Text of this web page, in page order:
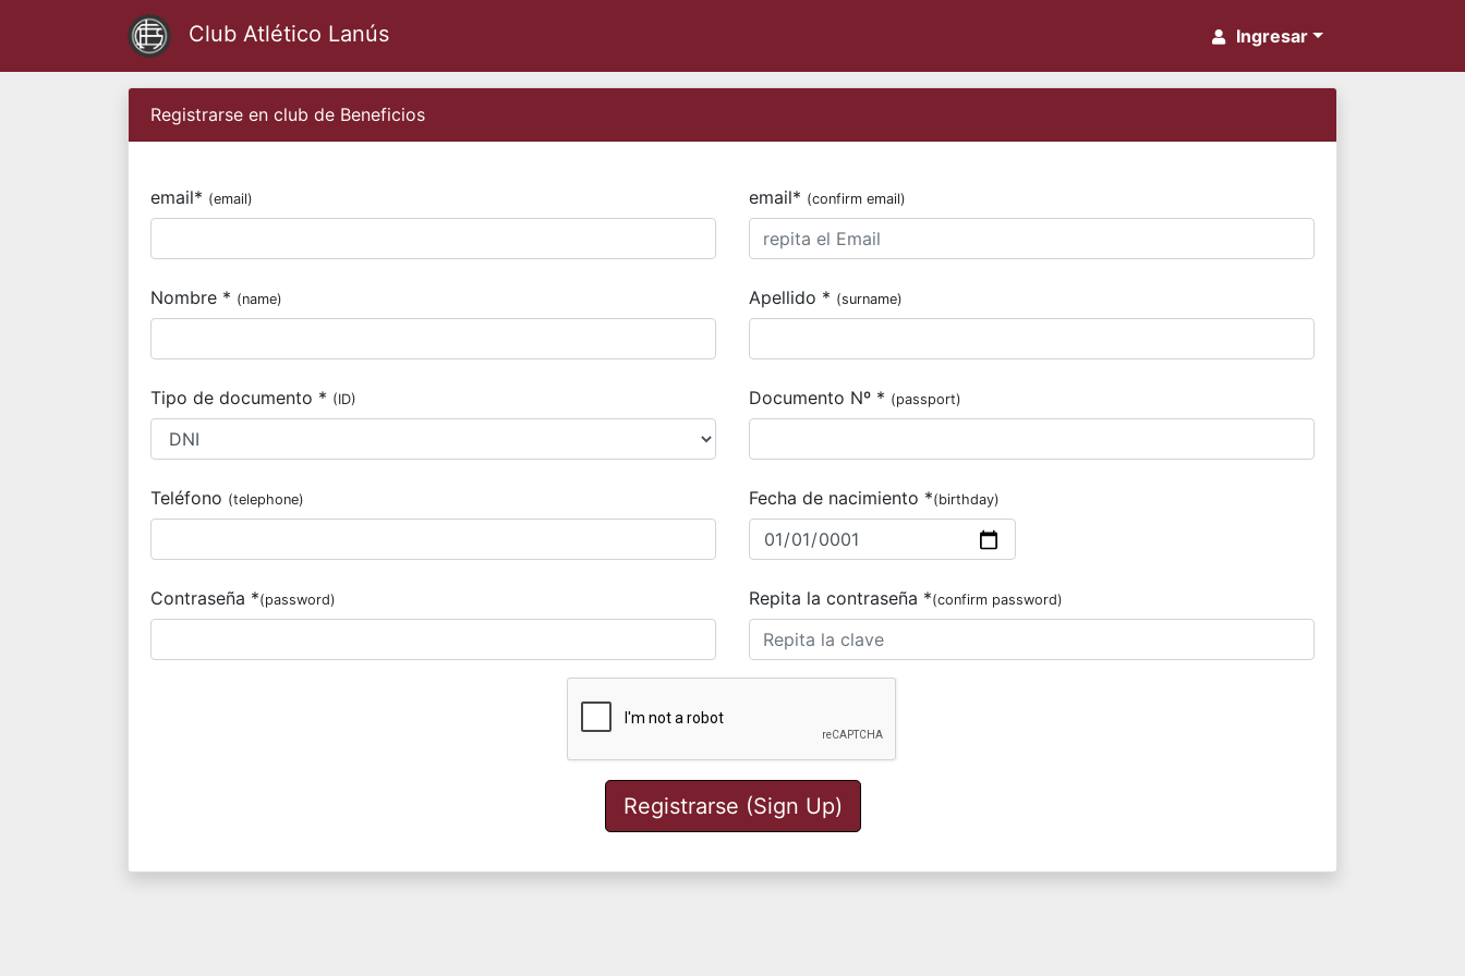
Club Atlético Lanús Ingresar
Registrarse en club de Beneficios
email* (email) email* (confirm email)
Nombre * (name) Apellido * (surname)
Tipo de documento * (ID) Documento Nº * (passport)
Teléfono (telephone) Fecha de nacimiento *(birthday)
Contraseña *(password) Repita la contraseña *(confirm password)
Registrarse (Sign Up)